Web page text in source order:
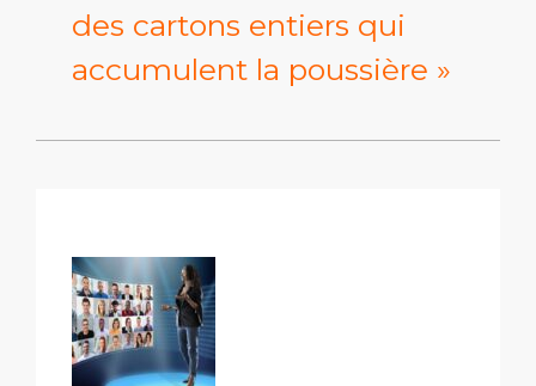
des cartons entiers qui
accumulent la poussière »